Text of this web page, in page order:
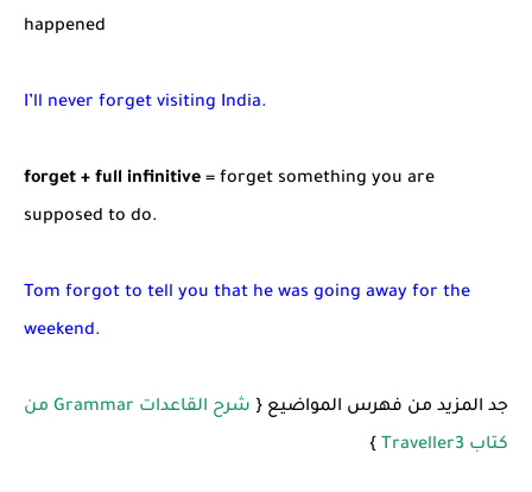
happened
I’ll never forget visiting India.
forget + full infinitive = forget something you are
supposed to do.
Tom forgot to tell you that he was going away for the
weekend.
جد المزيد من فهرس المواضيع {
شرح القاعدات Grammar من
كتاب Traveller3
}